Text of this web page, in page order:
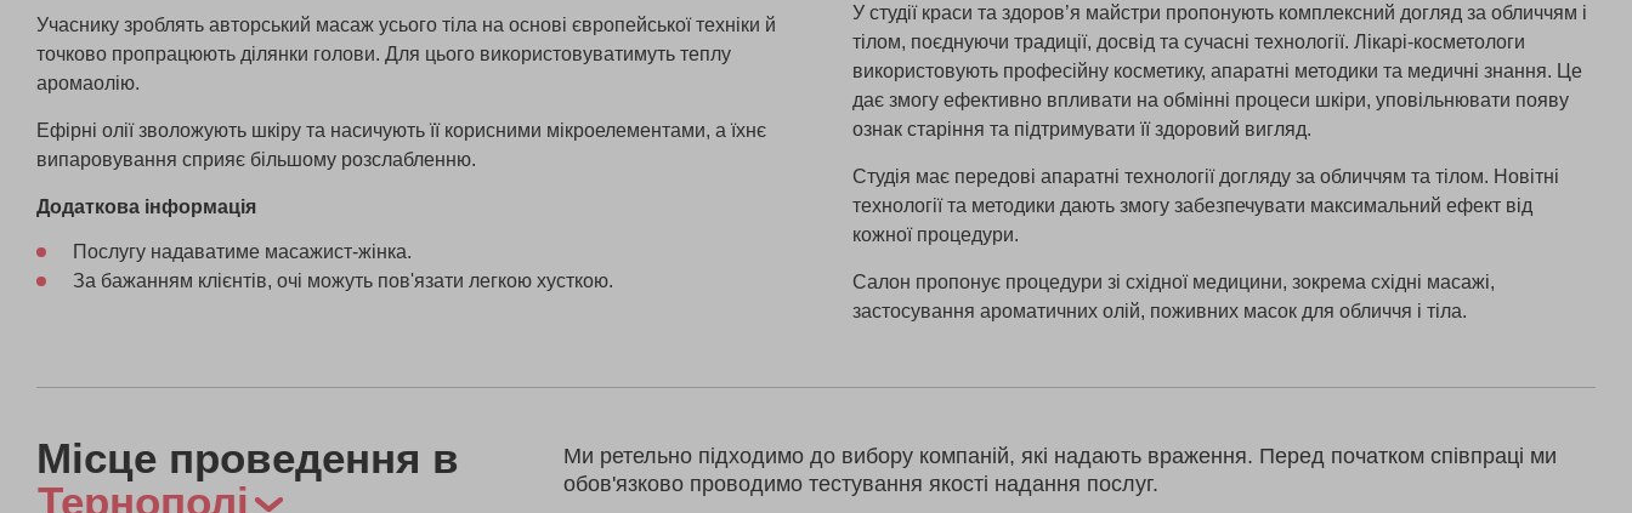
Учаснику зроблять авторський масаж усього тіла на основі європейської техніки й
точково пропрацюють ділянки голови. Для цього використовуватимуть теплу
аромаолію.
Ефірні олії зволожують шкіру та насичують її корисними мікроелементами, а їхнє
випаровування сприяє більшому розслабленню.
Додаткова інформація
Послугу надаватиме масажист-жінка.
За бажанням клієнтів, очі можуть пов'язати легкою хусткою.
У студії краси та здоров’я майстри пропонують комплексний догляд за обличчям і
тілом, поєднуючи традиції, досвід та сучасні технології. Лікарі-косметологи
використовують професійну косметику, апаратні методики та медичні знання. Це
дає змогу ефективно впливати на обмінні процеси шкіри, уповільнювати появу
ознак старіння та підтримувати її здоровий вигляд.
Студія має передові апаратні технології догляду за обличчям та тілом. Новітні
технології та методики дають змогу забезпечувати максимальний ефект від
кожної процедури.
Салон пропонує процедури зі східної медицини, зокрема східні масажі,
застосування ароматичних олій, поживних масок для обличчя і тіла.
Місце проведення в
Тернополі
Ми ретельно підходимо до вибору компаній, які надають враження. Перед початком співпраці ми
обов'язково проводимо тестування якості надання послуг.